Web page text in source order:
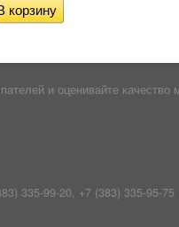
335-99-20, +7 (383) 335-95-75